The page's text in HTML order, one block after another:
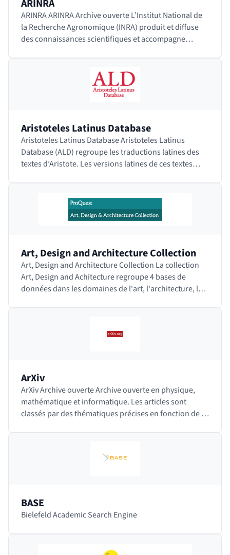
ARINRA
ARINRA ARINRA Archive ouverte L’Institut National de
la Recherche Agronomique (INRA) produit et diffuse
des connaissances scientifiques et accompagne
Aristoteles Latinus Database
Aristoteles Latinus Database Aristoteles Latinus
Database (ALD) regroupe les traductions latines des
textes d’Aristote. Les versions latines de ces textes
Art, Design and Architecture Collection
Art, Design and Architecture Collection La collection
Art, Design and Achitecture regroupe 4 bases de
données dans les domaines de l'art, l'architecture, le
ArXiv
ArXiv Archive ouverte Archive ouverte en physique,
mathématique et informatique. Les articles sont
classés par des thématiques précises en fonction de la
BASE
Bielefeld Academic Search Engine